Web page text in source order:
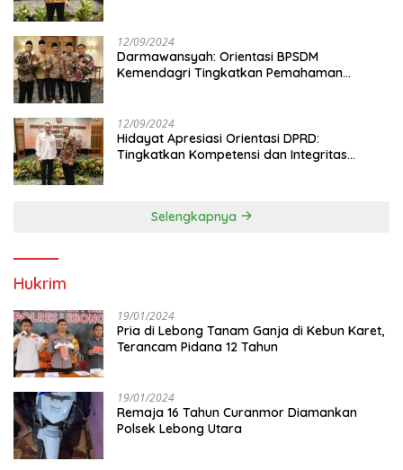
12/09/2024
Darmawansyah: Orientasi BPSDM
Kemendagri Tingkatkan Pemahaman
12/09/2024
Hidayat Apresiasi Orientasi DPRD:
Tingkatkan Kompetensi dan Integritas
Selengkapnya
Hukrim
19/01/2024
Pria di Lebong Tanam Ganja di Kebun Karet,
Terancam Pidana 12 Tahun
19/01/2024
Remaja 16 Tahun Curanmor Diamankan
Polsek Lebong Utara